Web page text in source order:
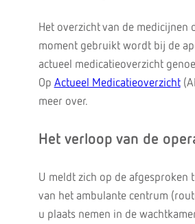
Het overzicht van de medicijnen
moment gebruikt wordt bij de
actueel medicatieoverzicht
Op Actueel Medicatieoverzicht
meer over.
Het verloop van de
U meldt zich op de afgesproken
van het ambulante centrum
u plaats nemen in de